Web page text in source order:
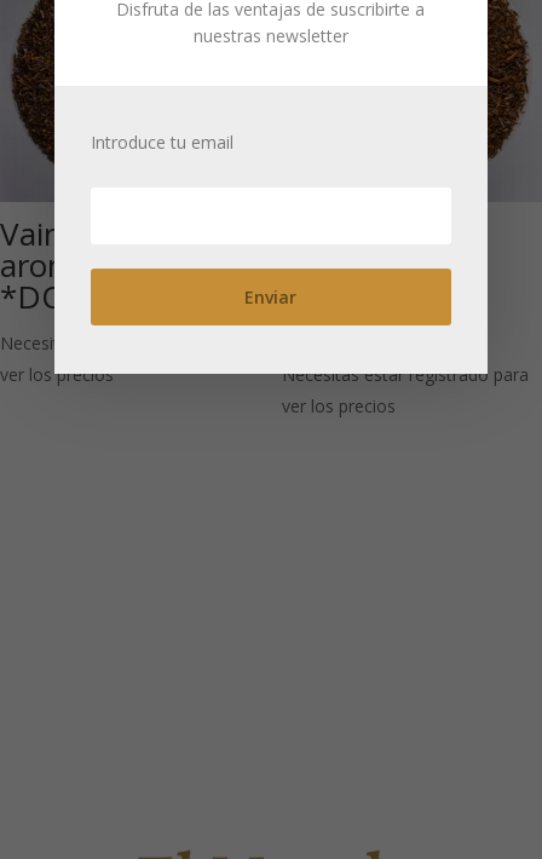
Vainilla (Rooibos*
aromatizado)
*DOP
Necesitas estar registrado para
ver los precios
Caramelo
(Rooibos
aromatizado)
Necesitas estar registrado para
ver los precios
Disfruta de las ventajas de suscribirte a
nuestras newsletter
Introduce tu email